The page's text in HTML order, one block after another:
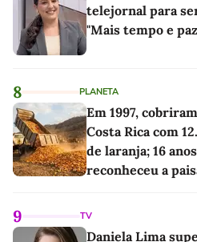
telejornal para
"Mais tempo e
8 PLANETA
Em 1997,
Costa Rica com
de laranja; 16
reconheceu a
9 TV
Daniela Lima